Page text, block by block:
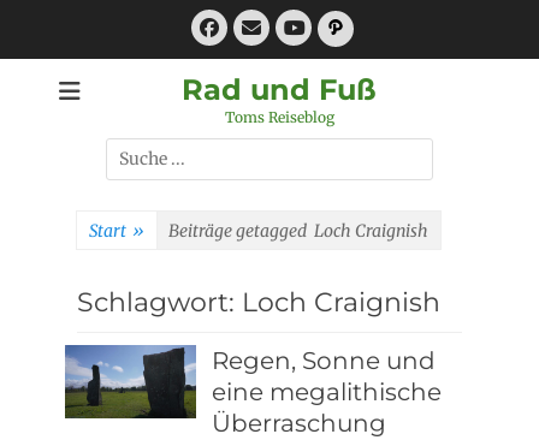
Facebook
E-
MailYouTube
Pfad
Rad und Fuß
Toms Reiseblog
Suchen
nach:
Start » Beiträge getagged Loch Craignish
Schlagwort: Loch Craignish
Regen, Sonne und
eine megalithische
Überraschung